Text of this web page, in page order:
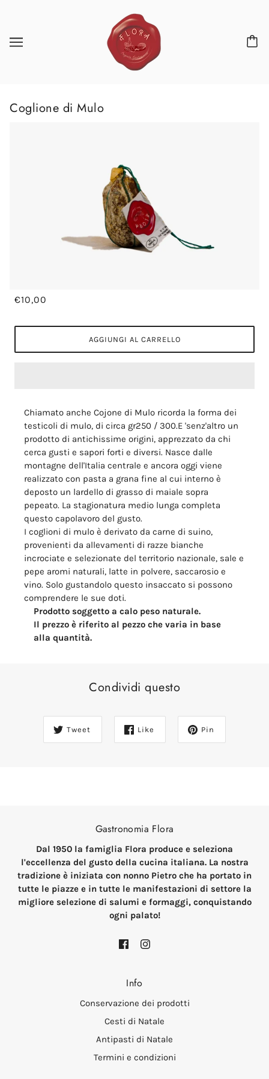
Coglione di Mulo
€10,00
AGGIUNGI AL CARRELLO
Chiamato anche Cojone di Mulo ricorda la forma dei
testicoli di mulo, di circa gr250 / 300.E 'senz'altro un
prodotto di antichissime origini, apprezzato da chi
cerca gusti e sapori forti e diversi. Nasce dalle
montagne dell'Italia centrale e ancora oggi viene
realizzato con pasta a grana fine al cui interno è
deposto un lardello di grasso di maiale sopra
pepeato. La stagionatura medio lunga completa
questo capolavoro del gusto.
I coglioni di mulo è derivato da carne di suino,
provenienti da allevamenti di razze bianche
incrociate e selezionate del territorio nazionale, sale e
pepe aromi naturali, latte in polvere, saccarosio e
vino. Solo gustandolo questo insaccato si possono
comprendere le sue doti.
Prodotto soggetto a calo peso naturale.
Il prezzo è riferito al pezzo che varia in base
alla quantità.
Condividi questo
Tweet Like Pin
Gastronomia Flora
Dal 1950 la famiglia Flora produce e seleziona
l'eccellenza del gusto della cucina italiana. La nostra
tradizione è iniziata con nonno Pietro che ha portato in
tutte le piazze e in tutte le manifestazioni di settore la
migliore selezione di salumi e formaggi, conquistando
ogni palato!
Info
Conservazione dei prodotti
Cesti di Natale
Antipasti di Natale
Termini e condizioni